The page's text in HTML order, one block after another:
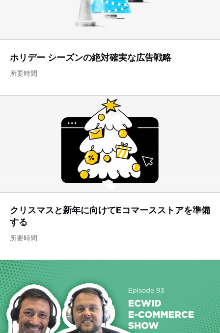
ホリデー シーズンの絶対確実な広告戦略
所要時間
クリスマスと新年に向けてEコマースストアを準備
する
所要時間